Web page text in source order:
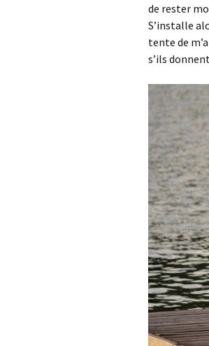
de rester
S’installe
tente de
s’ils